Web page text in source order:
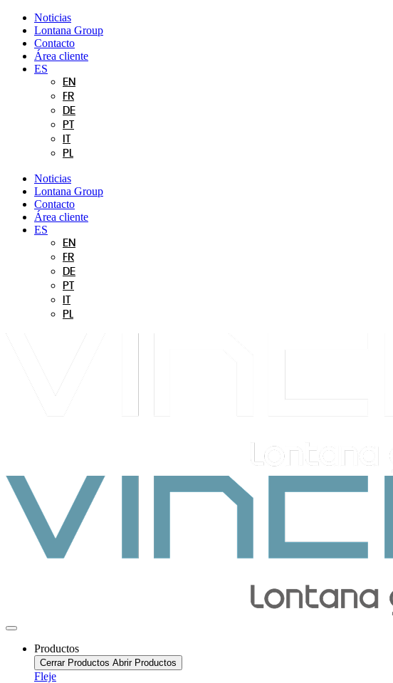
contenido
Noticias
Lontana Group
Contacto
Área cliente
ES
EN
FR
DE
PT
PL
Noticias
Lontana Group
Contacto
Área cliente
ES
EN
FR
DE
PT
PL
Productos
Cerrar Productos Abrir Productos
Fleje